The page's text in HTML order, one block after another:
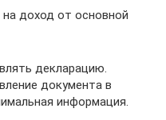
доход от основной
декларацию.
документа в
информация.